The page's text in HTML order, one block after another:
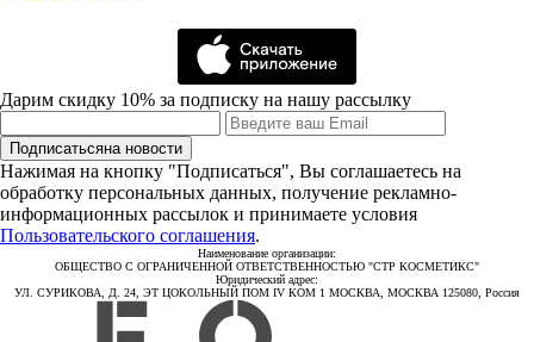
Дарим скидку 10% за подписку на нашу рассылку
Подписатьсяна новости
Нажимая на кнопку "Подписаться", Вы соглашаетесь на
обработку персональных данных, получение рекламно-
информационных рассылок и принимаете условия
Пользовательского соглашения.
Наименование организации:
ОБЩЕСТВО С ОГРАНИЧЕННОЙ ОТВЕТСТВЕННОСТЬЮ "СТР КОСМЕТИКС"
Юридический адрес:
УЛ. СУРИКОВА, Д. 24, ЭТ ЦОКОЛЬНЫЙ ПОМ IV КОМ 1 МОСКВА, МОСКВА 125080, Россия